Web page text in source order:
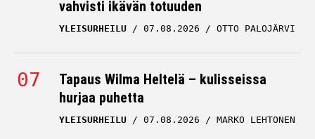
YLEISURHEILU 07.08.2026
Tapaus Wilma Heltelä – kulisseissa
hurjaa puhetta
YLEISURHEILU